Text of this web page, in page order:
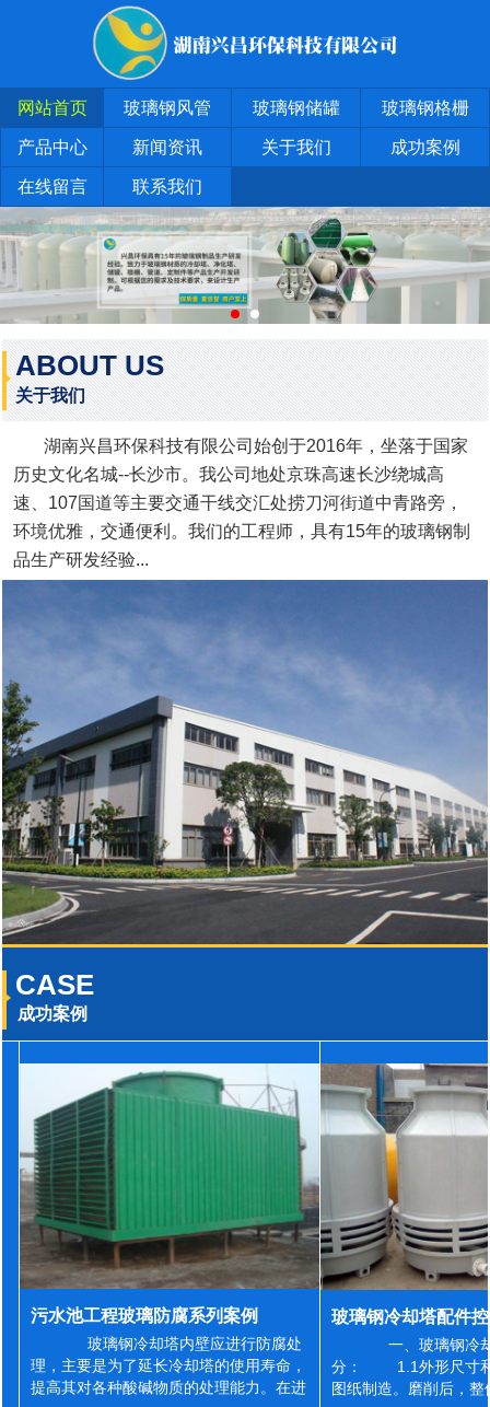
网站首页 玻璃钢风管 玻璃钢储罐 玻璃钢格栅
产品中心 新闻资讯 关于我们 成功案例
在线留言 联系我们
ABOUT US
关于我们
湖南兴昌环保科技有限公司始创于2016年，坐落于国家
历史文化名城--长沙市。我公司地处京珠高速长沙绕城高
速、107国道等主要交通干线交汇处捞刀河街道中青路旁，
环境优雅，交通便利。我们的工程师，具有15年的玻璃钢制
品生产研发经验...
CASE
成功案例
污水池工程玻璃防腐系列案例
玻璃钢冷却塔内壁应进行防腐处
理，主要是为了延长冷却塔的使用寿命，
提高其对各种酸碱物质的处理能力。在进
一、玻璃钢冷
分： 1.1外形尺寸和
图纸制造。磨削后，